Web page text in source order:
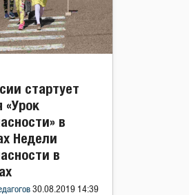
стартует
«Урок
в
Недели
в
30.08.2019 14:39